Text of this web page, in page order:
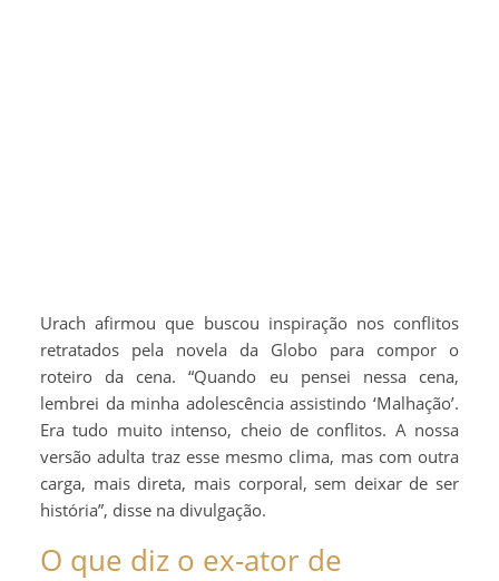
Urach afirmou que buscou inspiração nos conflitos
retratados pela novela da Globo para compor o
roteiro da cena. “Quando eu pensei nessa cena,
lembrei da minha adolescência assistindo ‘Malhação’.
Era tudo muito intenso, cheio de conflitos. A nossa
versão adulta traz esse mesmo clima, mas com outra
carga, mais direta, mais corporal, sem deixar de ser
história”, disse na divulgação.
O que diz o ex-ator de